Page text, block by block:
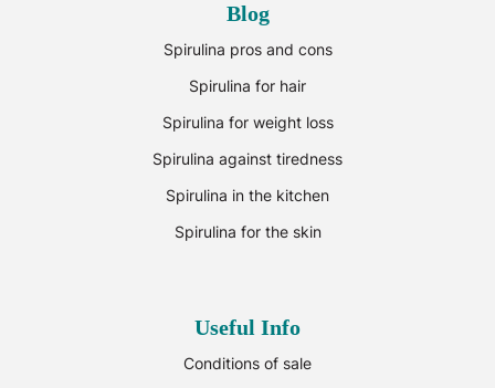
Blog
Spirulina pros and cons
Spirulina for hair
Spirulina for weight loss
Spirulina against tiredness
Spirulina in the kitchen
Spirulina for the skin
Useful Info
Conditions of sale